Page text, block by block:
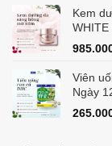
Kem
WHITE
Viên
Ngày